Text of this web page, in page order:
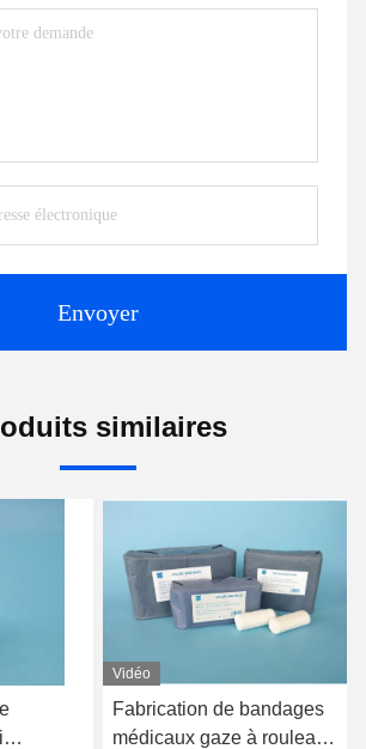
Envoyer
similaires
Vidéo
Fabrication de bandages
médicaux gaze à rouleaux